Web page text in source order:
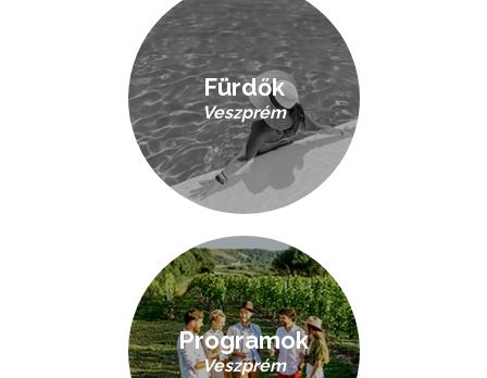
Fürdők
Veszprém
Programok
Veszprém